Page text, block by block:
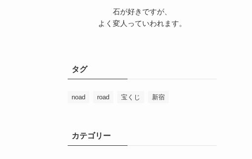
石が好きですが、
よく変人っていわれます。
タグ
noad road 宝くじ 新宿
カテゴリー